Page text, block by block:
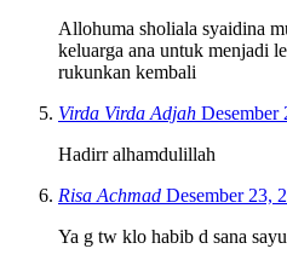
Allohuma sholiala syaidina
keluarga ana untuk menjadi
rukunkan kembali
Virda Virda Adjah Desember
Hadirr alhamdulillah
Risa Achmad Desember 23,
Ya g tw klo habib d sana